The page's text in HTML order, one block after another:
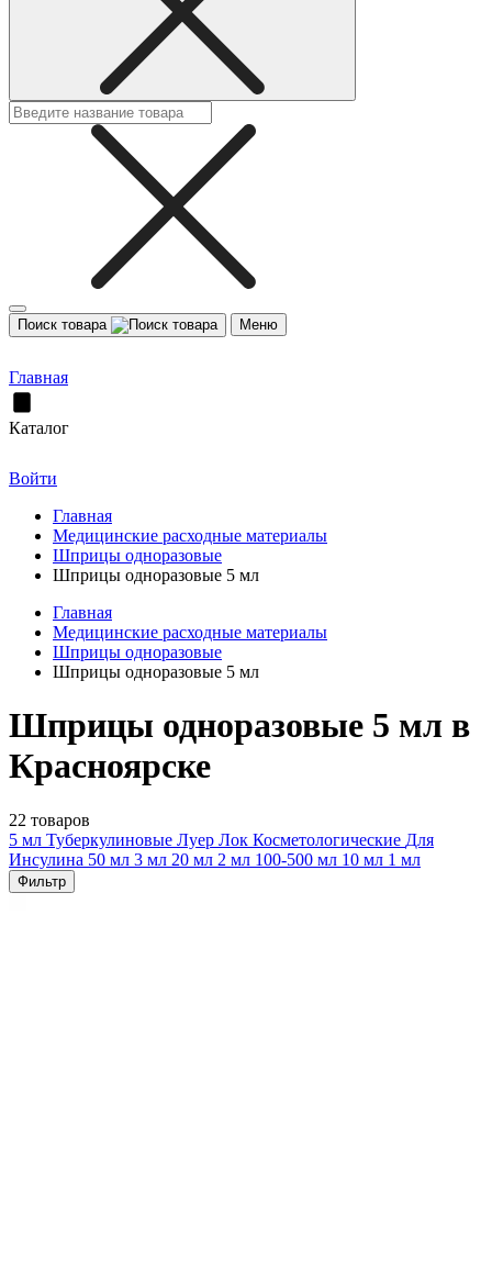
Поиск товара Меню
Главная
Каталог
Войти
Главная
Медицинские расходные материалы
Шприцы одноразовые
Шприцы одноразовые 5 мл
Главная
Медицинские расходные материалы
Шприцы одноразовые
Шприцы одноразовые 5 мл
Шприцы одноразовые 5 мл в
Красноярске
22 товаров
5 мл Туберкулиновые Луер Лок Косметологические Для
Инсулина 50 мл 3 мл 20 мл 2 мл 100-500 мл 10 мл 1 мл
Фильтр